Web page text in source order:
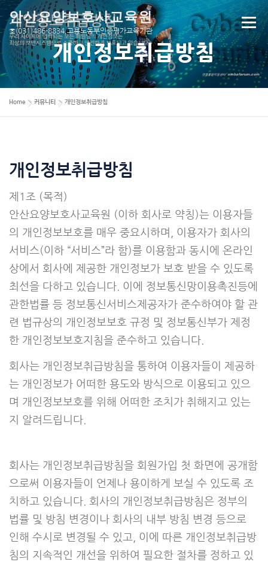
내
용
으
로
바
로
가
기
안산요양보호사교육원
☏(031)486-8834,고용노동부인증평가교육기관
메뉴
교육원소개 요양보호사 교육과정 국비안내
개인정보취급방침
Home » 커뮤니티 » 개인정보취급방침
개인정보취급방침
제1조 (목적)
안산요양보호사교육원 (이하 회사로 약칭)는 이용자들
의 개인정보보호를 매우 중요시하며, 이용자가 회사의
서비스(이하 “서비스”라 함)를 이용함과 동시에 온라인
상에서 회사에 제공한 개인정보가 보호 받을 수 있도록
최선을 다하고 있습니다. 이에 정보통신망이용촉진등에
관한법률 등 정보통신서비스제공자가 준수하여야 할 관
련 법규상의 개인정보보호 규정 및 정보통신부가 제정
한 개인정보보호지침을 준수하고 있습니다.
회사는 개인정보취급방침을 통하여 이용자들이 제공하
는 개인정보가 어떠한 용도와 방식으로 이용되고 있으
며 개인정보보호를 위해 어떠한 조치가 취해지고 있는
지 알려드립니다.
회사는 개인정보취급방침을 회원가입 첫 화면에 공개함
으로써 이용자들이 언제나 용이하게 보실 수 있도록 조
치하고 있습니다. 회사의 개인정보취급방침은 정부의
법률 및 방침 변경이나 회사의 내부 방침 변경 등으로
인해 수시로 변경될 수 있고, 이에 따른 개인정보취급방
침의 지속적인 개선을 위하여 필요한 절차를 정하고 있